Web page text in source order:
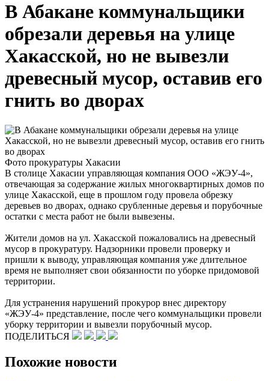
В Абакане коммунальщики
обрезали деревья на улице
Хакасской, но не вывезли
древесный мусор, оставив его
гнить во дворах
Фото прокуратуры Хакасии
В столице Хакасии управляющая компания ООО «ЖЭУ-4»,
отвечающая за содержание жилых многоквартирных домов по
улице Хакасской, еще в прошлом году провела обрезку
деревьев во дворах, однако срубленные деревья и порубочные
остатки с места работ не были вывезены.
Жители домов на ул. Хакасской пожаловались на древесный
мусор в прокуратуру. Надзорники провели проверку и
пришли к выводу, управляющая компания уже длительное
время не выполняет свои обязанности по уборке придомовой
территории.
Для устранения нарушений прокурор внес директору
«ЖЭУ-4» представление, после чего коммунальщики провели
уборку территории и вывезли порубочный мусор.
ПОДЕЛИТЬСЯ
Похожие новости